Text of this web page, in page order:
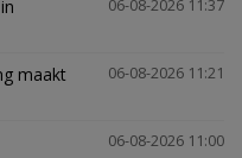
06-08-2026 11:37
06-08-2026 11:21
maakt
06-08-2026 11:00